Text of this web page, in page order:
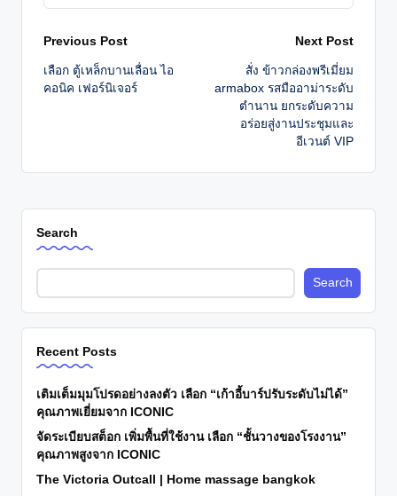
Post
navigation
Previous Post
เลือก ตู้เหล็กบานเลื่อน ไอ
คอนิค เฟอร์นิเจอร์
Next Post
สั่ง ข้าวกล่องพรีเมี่ยม
armabox รสมืออาม่าระดับ
ตำนาน ยกระดับความ
อร่อยสู่งานประชุมและ
อีเวนต์ VIP
Search
Search
Recent Posts
เติมเต็มมุมโปรดอย่างลงตัว เลือก “เก้าอี้บาร์ปรับระดับไม่ได้”
คุณภาพเยี่ยมจาก ICONIC
จัดระเบียบสต็อก เพิ่มพื้นที่ใช้งาน เลือก “ชั้นวางของโรงงาน”
คุณภาพสูงจาก ICONIC
The Victoria Outcall | Home massage bangkok